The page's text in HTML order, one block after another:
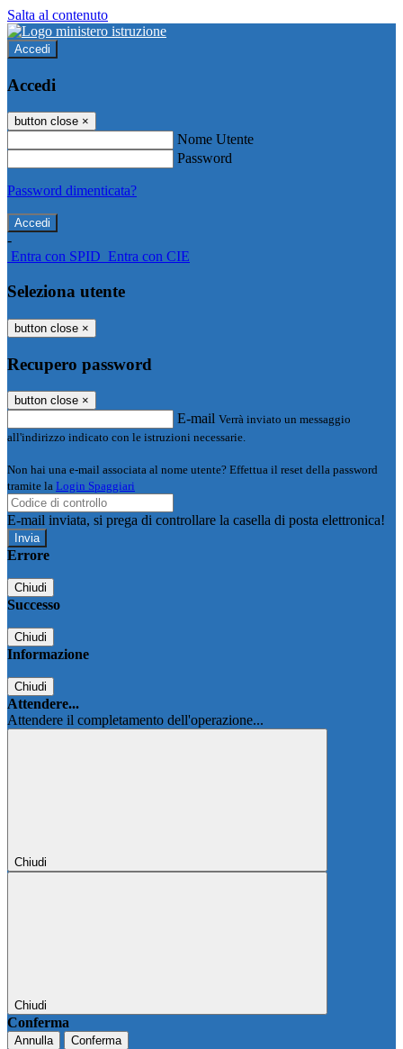
Salta al contenuto
Accedi
Accedi
button close ×
Nome Utente
Password
Password dimenticata?
-
Entra con SPID Entra con CIE
Seleziona utente
button close ×
Recupero password
button close ×
E-mail Verrà inviato un messaggio
all'indirizzo indicato con le istruzioni necessarie.
Non hai una e-mail associata al nome utente? Effettua il reset della password
tramite la Login Spaggiari
E-mail inviata, si prega di controllare la casella di posta elettronica!
Errore
Chiudi
Successo
Chiudi
Informazione
Chiudi
Attendere...
Attendere il completamento dell'operazione...
Chiudi
Chiudi
Conferma
Annulla Conferma